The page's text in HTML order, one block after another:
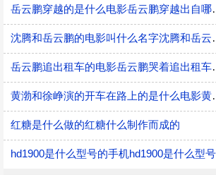
岳云鹏穿越
沈腾和岳云
岳云鹏追出
黄渤和徐峥演的开
红糖是什么做的红糖什么制作而成的
hd1900是什么型号的手机hd1900是什么型号